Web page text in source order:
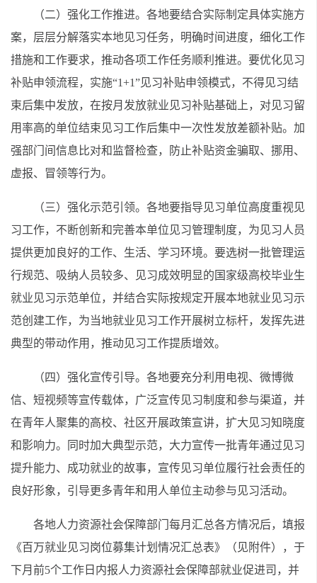
（二）强化工作推进。各地要结合实际制定具体实施方
案，层层分解落实本地见习任务，明确时间进度，细化工作
措施和工作要求，推动各项工作任务顺利推进。要优化见习
补贴申领流程，实施“1+1”见习补贴申领模式，不得见习结
束后集中发放，在按月发放就业见习补贴基础上，对见习留
用率高的单位结束见习工作后集中一次性发放差额补贴。加
强部门间信息比对和监督检查，防止补贴资金骗取、挪用、
虚报、冒领等行为。
（三）强化示范引领。各地要指导见习单位高度重视见
习工作，不断创新和完善本单位见习管理制度，为见习人员
提供更加良好的工作、生活、学习环境。要选树一批管理运
行规范、吸纳人员较多、见习成效明显的国家级高校毕业生
就业见习示范单位，并结合实际按规定开展本地就业见习示
范创建工作，为当地就业见习工作开展树立标杆，发挥先进
典型的带动作用，推动见习工作提质增效。
（四）强化宣传引导。各地要充分利用电视、微博微
信、短视频等宣传载体，广泛宣传见习制度和参与渠道，并
在青年人聚集的高校、社区开展政策宣讲，扩大见习知晓度
和影响力。同时加大典型示范，大力宣传一批青年通过见习
提升能力、成功就业的故事，宣传见习单位履行社会责任的
良好形象，引导更多青年和用人单位主动参与见习活动。
各地人力资源社会保障部门每月汇总各方情况后，填报
《百万就业见习岗位募集计划情况汇总表》（见附件），于
下月前5个工作日内报人力资源社会保障部就业促进司，并